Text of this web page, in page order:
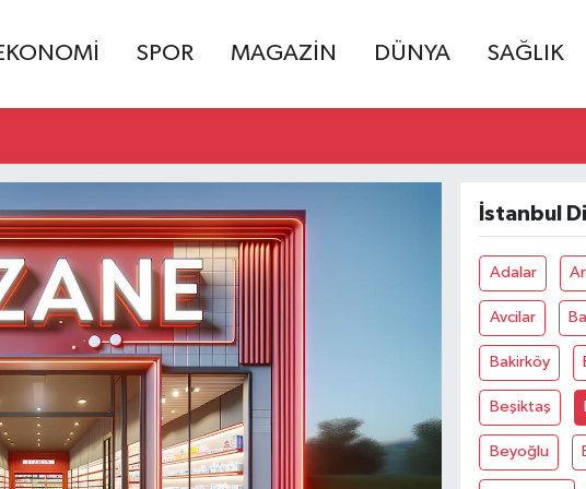
SPOR MAGAZİN DÜNYA SAĞLIK
İstanbul
Adalar
Avcilar
Bakirköy
Beşiktaş
Beyoğlu